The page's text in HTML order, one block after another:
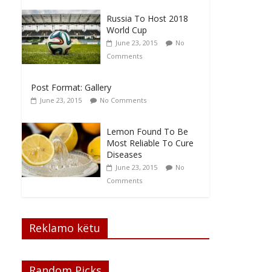
Russia To Host 2018
World Cup
June 23, 2015
No
Comments
Post Format: Gallery
June 23, 2015 No Comments
Lemon Found To Be
Most Reliable To Cure
Diseases
June 23, 2015
No
Comments
Reklamo këtu